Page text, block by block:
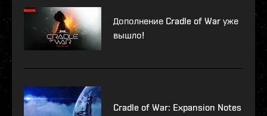
Дополнение Cradle of War уже
вышло!
Cradle of War: Expansion Notes